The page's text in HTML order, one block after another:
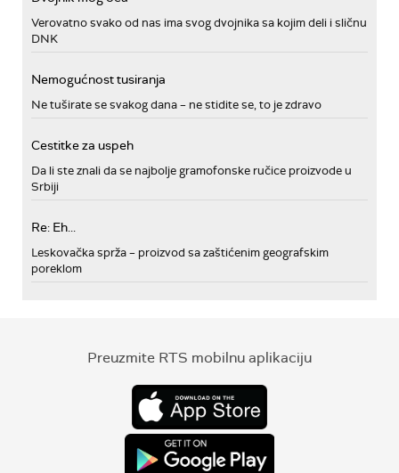
Verovatno svako od nas ima svog dvojnika sa kojim deli i sličnu
DNK
Nemogućnost tusiranja
Ne tuširate se svakog dana – ne stidite se, to je zdravo
Cestitke za uspeh
Da li ste znali da se najbolje gramofonske ručice proizvode u
Srbiji
Re: Eh...
Leskovačka sprža – proizvod sa zaštićenim geografskim
poreklom
Preuzmite RTS mobilnu aplikaciju